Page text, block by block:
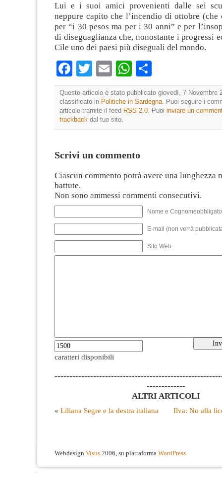
Lui e i suoi amici provenienti dalle sei
neppure capito che l’incendio di ottobre (che
per “i 30 pesos ma per i 30 anni” e per
di diseguaglianza che, nonostante i progressi
Cile uno dei paesi più diseguali del mondo.
Facebook
TwitterEmailWhatsApp
Questo articolo è stato pubblicato giovedì, 7 Novembre
classificato in Politiche in Sardegna . Puoi seguire i
articolo tramite il feed RSS 2.0 . Puoi inviare un
trackback dal tuo sito.
Scrivi un commento
Ciascun commento potrà avere una lunghezza
battute.
Non sono ammessi commenti consecutivi.
Nome e
E-mail (non verrà
Sito Web
caratteri disponibili
-------------
ALTRI ARTICOLI
« Liliana Segre e la destra italiana Ilva: No alla
Webdesign Visus 2006, su piattaforma WordPress